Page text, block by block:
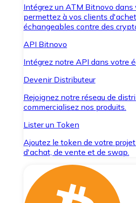
Intégrez un ATM Bitnovo
permettez à vos clients
échangeables contre des
API Bitnovo
Intégrez notre API dans votre
Devenir Distributeur
Rejoignez notre réseau de
commercialisez nos produits.
Lister un Token
Ajoutez le token de votre
d'achat, de vente et de swap.